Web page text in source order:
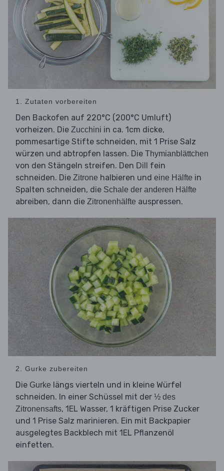
1. Zutaten vorbereiten
Den Backofen auf 220°C (200°C Umluft)
vorheizen. Die Zucchini in ca. 1cm dicke,
pommesartige Stifte schneiden, mit 1 Prise Salz
würzen und abtropfen lassen. Die Thymianblättchen
von den Stängeln streifen. Den Dill
fein
schneiden. Die Zitrone halbieren und eine Hälfte in
Spalten schneiden, die Schale der anderen Hälfte
abreiben, dann die Zitronenhälfte auspressen.
2. Gurke zubereiten
Die Gurke längs vierteln und in kleine Würfel
schneiden. In einer Schüssel mit der ½ des
Zitronensafts, 1EL Wasser, 1 kräftigen Prise Zucker
und 1 Prise Salz marinieren. Ein mit Backpapier
ausgelegtes Backblech mit 1EL Pflanzenöl
einfetten.